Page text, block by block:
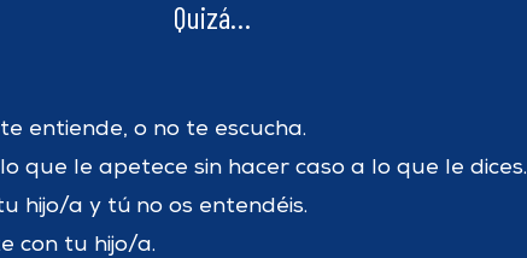
Quizá…
entiende, o no te escucha.
que le apetece sin hacer caso a lo que le dices.
hijo/a y tú no os entendéis.
con tu hijo/a.